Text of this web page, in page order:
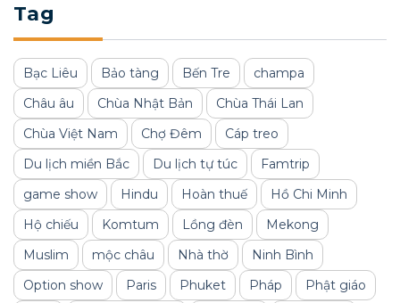
Tag
Bạc Liêu Bảo tàng Bến Tre
champa
Châu âu
Chùa Nhật Bản
Chùa Thái Lan
Chùa Việt Nam
Chợ Đêm
Cáp treo
Du lịch miền Bắc
Du lịch tự túc
Famtrip
game show
Hindu Hoàn thuế
Hồ Chi Minh
Hộ chiếu
Komtum Lồng đèn
Mekong
Muslim
mộc châu Nhà thờ
Ninh Bình
Option show
Paris Phuket Pháp
Phật giáo